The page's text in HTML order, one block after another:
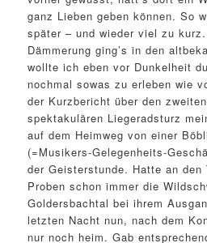
ganz Lieben geben können. So
später – und wieder viel zu
Dämmerung ging’s in den
wollte ich eben vor Dunkelheit
nochmal sowas zu erleben wie
der Kurzbericht über den
spektakulären Liegeradsturz
auf dem Heimweg von einer
(=Musikers-Gelegenheits-
der Geisterstunde. Hatte an den
Proben schon immer die
Goldersbachtal bei ihrem
letzten Nacht nun, nach dem
nur noch heim. Gab